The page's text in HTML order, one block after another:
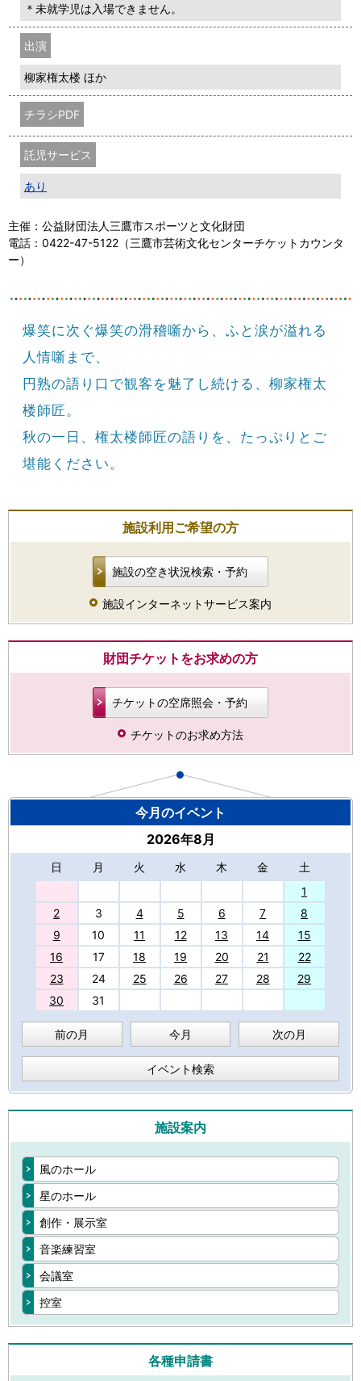
＊未就学児は入場できません。
出演
柳家権太楼 ほか
チラシPDF
託児サービス
あり
主催：公益財団法人三鷹市スポーツと文化財団
電話：0422-47-5122（三鷹市芸術文化センターチケットカウンタ
ー）
爆笑に次ぐ爆笑の滑稽噺から、ふと涙が溢れる
人情噺まで、
円熟の語り口で観客を魅了し続ける、柳家権太
楼師匠。
秋の一日、権太楼師匠の語りを、たっぷりとご
堪能ください。
施設利用ご希望の方
施設の空き状況検索・予約
施設インターネットサービス案内
財団チケットをお求めの方
チケットの空席照会・予約
チケットのお求め方法
今月のイベント
2026年8月
日 月 火 水 木 金
土
1
2
3 4 5 6 7
8
9
10 11 12 13 14
15
16
17 18 19 20 21
22
23
24 25 26 27 28
29
30
31
前の月 今月 次の月
イベント検索
施設案内
風のホール
星のホール
創作・展示室
音楽練習室
会議室
控室
各種申請書